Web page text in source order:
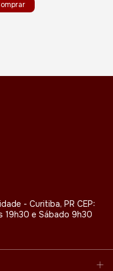
- Curitiba, PR CEP:
19h30 e Sábado 9h30